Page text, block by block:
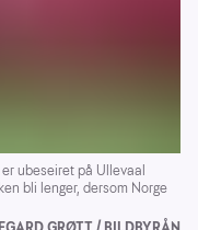
er ubeseiret på Ullevaal
bli lenger, dersom Norge